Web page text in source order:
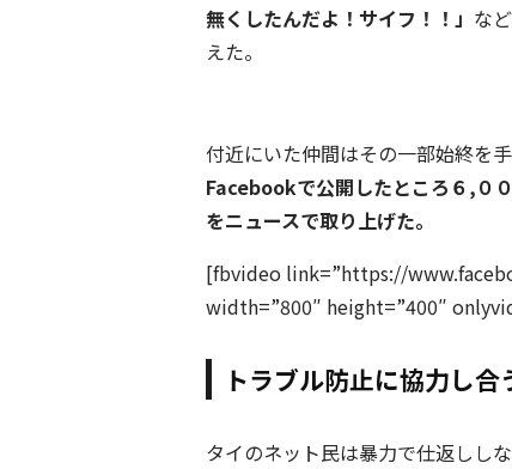
無くしたんだよ！サイフ！！」 な
えた。
付近にいた仲間はその一部始終を
Facebookで公開したところ６,０
をニュースで取り上げた。
[fbvideo link=”https://
width=”800″ height=”400″
トラブル防止に協力し合
タイのネット民は暴力で仕返しし